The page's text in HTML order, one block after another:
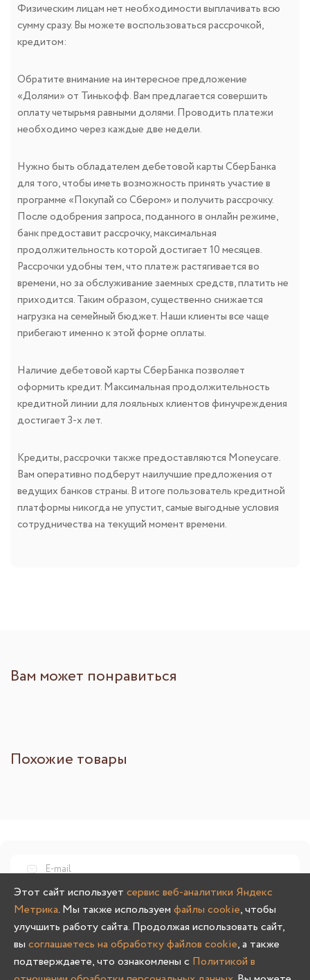
Физическим лицам нет необходимости выплачивать всю
сумму сразу. Вы можете воспользоваться рассрочкой,
кредитом:
Обратите внимание на интересное предложение
«Долями» от Тинькофф. Вам предлагается совершить
оплату четырьмя равными долями. Проводить платежи
необходимо через каждые две недели.
Нужно быть обладателем дебетовой карты СберБанка
для того, чтобы иметь возможность принять участие в
программе «Покупай со Сбером» и получить рассрочку.
После одобрения запроса, поданного в онлайн режиме,
банк предоставит рассрочку, максимальная
продолжительность которой достигает 10 месяцев.
Рассрочки удобны тем, что платеж растягивается во
времени, но за обслуживание заемных средств, платить не
приходится. Таким образом, существенно снижается
нагрузка на семейный бюджет. Наши клиенты все чаще
прибегают именно к этой форме оплаты.
Наличие дебетовой карты СберБанка позволяет
оформить кредит. Максимальная продолжительность
кредитной линии для лояльных клиентов финучреждения
достигает 3-х лет.
Кредиты, рассрочки также предоставляются Moneycare.
Вам оперативно подберут наилучшие предложения от
ведущих банков страны. В итоге пользователь кредитной
платформы никогда не упустит, самые выгодные условия
сотрудничества на текущий момент времени.
Вам может понравиться
Похожие товары
Нажимая кнопку "Подписаться" выражаю свое согласие на
обработку персональных данныхиполучение
информационных и рекламных материалов
Этот сайт использует сервис веб-аналитики Яндекс
Метрика. Мы также используем файлы cookie, чтобы
улучшить работу сайта. Продолжая использовать сайт,
вы соглашаетесь на обработку файлов cookie, а также
подтверждаете, что ознакомлены с Политикой в